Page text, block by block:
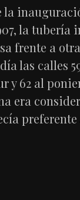
la
la tubería
frente a
las calles
y 62 al
era